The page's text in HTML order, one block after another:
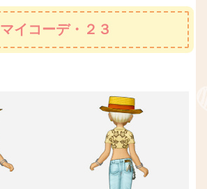
マイコーデ・２３